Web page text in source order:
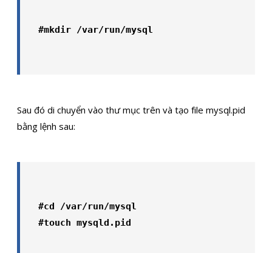
#mkdir /var/run/mysql
Sau đó di chuyển vào thư mục trên và tạo file mysql.pid
bằng lệnh sau:
#cd /var/run/mysql
#touch mysqld.pid